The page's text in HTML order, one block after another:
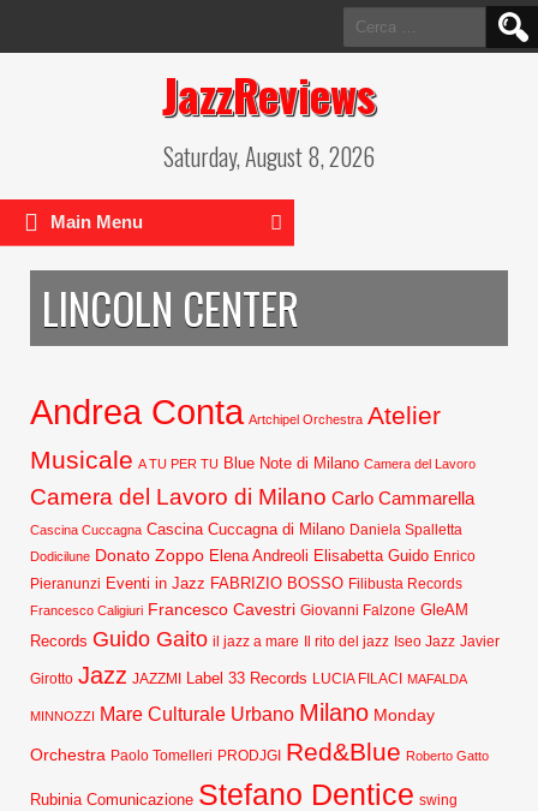
Ricerca
per:
JazzReviews
Saturday, August 8, 2026
Main Menu
LINCOLN CENTER
Andrea Conta Artchipel Orchestra Atelier
Musicale A TU PER TU Blue Note di Milano Camera del Lavoro
Camera del Lavoro di Milano Carlo Cammarella
Cascina Cuccagna Cascina Cuccagna di Milano Daniela Spalletta
Dodicilune Donato Zoppo Elena Andreoli Elisabetta Guido Enrico
Pieranunzi Eventi in Jazz FABRIZIO BOSSO Filibusta Records
Francesco Caligiuri Francesco Cavestri Giovanni Falzone GleAM
Records Guido Gaito il jazz a mare Il rito del jazz Iseo Jazz Javier
Girotto Jazz JAZZMI Label 33 Records LUCIA FILACI MAFALDA
MINNOZZI Mare Culturale Urbano Milano Monday
Orchestra Paolo Tomelleri PRODJGI Red&Blue Roberto Gatto
Rubinia Comunicazione Stefano Dentice swing